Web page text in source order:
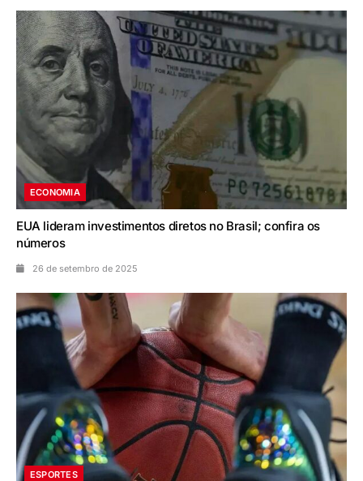
ECONOMIA
EUA lideram investimentos diretos no Brasil; confira os
números
26 de setembro de 2025
ESPORTES